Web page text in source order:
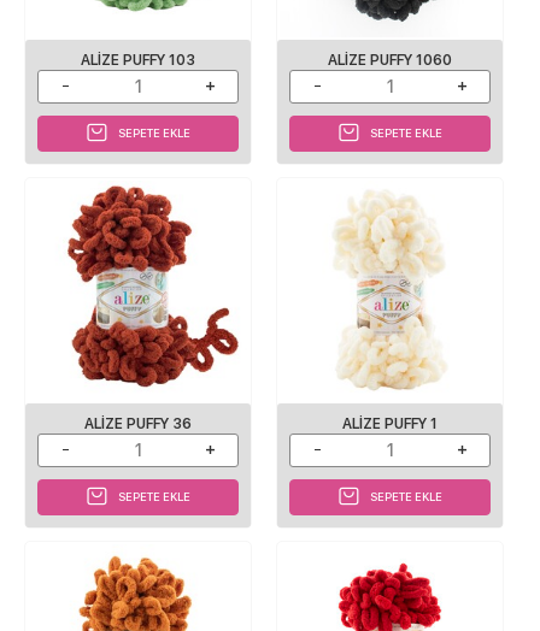
ALIZE PUFFY 103
SEPETE EKLE
ALIZE PUFFY 1060
SEPETE EKLE
ALIZE PUFFY 36
SEPETE EKLE
ALIZE PUFFY 1
SEPETE EKLE